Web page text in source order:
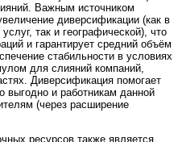
Важным источником
диверсификации (как в
так и географической), что
и гарантирует средний объём
стабильности в условиях
для слияний компаний,
Диверсификация помогает
выгодно и работникам данной
(через расширение
ресурсов также является